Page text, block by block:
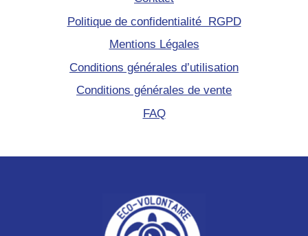
Politique de confidentialité RGPD
Mentions Légales
Conditions générales d’utilisation
Conditions générales de vente
FAQ